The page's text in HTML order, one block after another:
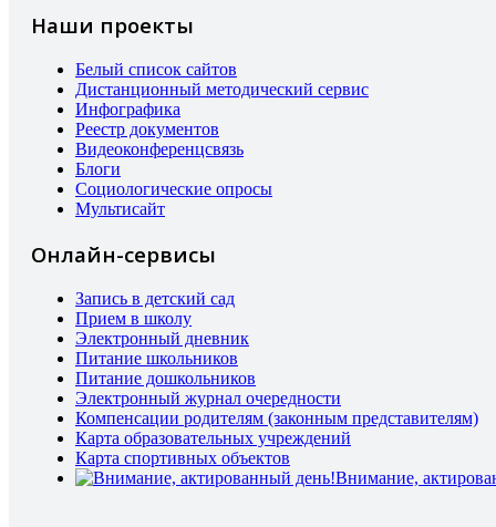
Наши проекты
Белый список сайтов
Дистанционный методический сервис
Инфографика
Реестр документов
Видеоконференцсвязь
Блоги
Социологические опросы
Мультисайт
Онлайн-сервисы
Запись в детский сад
Прием в школу
Электронный дневник
Питание школьников
Питание дошкольников
Электронный журнал очередности
Компенсации родителям (законным представителям)
Карта образовательных учреждений
Карта спортивных объектов
Внимание,